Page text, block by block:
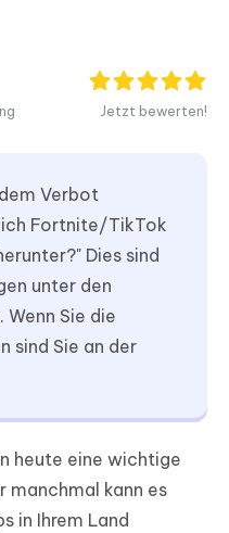
Jetzt bewerten!
Verbot
ich Fortnite/TikTok
Dies sind
unter den
Wenn Sie die
sind Sie an der
heute eine wichtige
manchmal kann es
in Ihrem Land